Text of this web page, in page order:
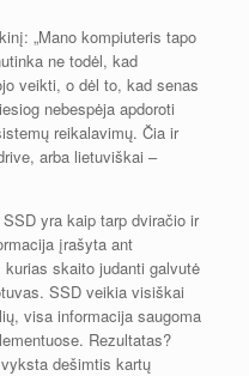
„Mano kompiuteris tapo
ne todėl, kad
veikti, o dėl to, kad senas
nebespėja apdoroti
reikalavimų. Čia ir
arba lietuviškai –
yra kaip tarp dviračio ir
įrašyta ant
skaito judanti galvutė
SSD veikia visiškai
visa informacija saugoma
Rezultatas?
dešimtis kartų